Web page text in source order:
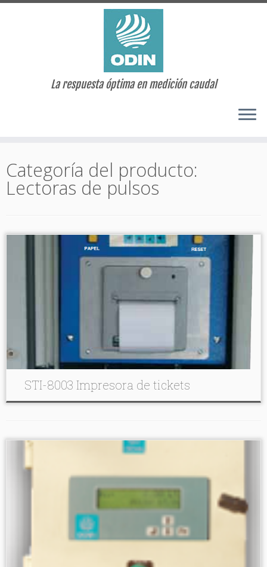
contenido
La respuesta óptima en medición caudal
Categoría del producto:
Lectoras de pulsos
STI-8003 Impresora de tickets